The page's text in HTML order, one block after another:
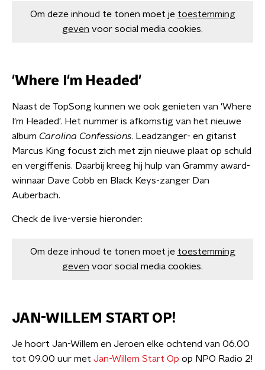
Om deze inhoud te tonen moet je toestemming
geven voor social media cookies.
'Where I'm Headed'
Naast de TopSong kunnen we ook genieten van 'Where
I'm Headed'. Het nummer is afkomstig van het nieuwe
album Carolina Confessions. Leadzanger- en gitarist
Marcus King focust zich met zijn nieuwe plaat op schuld
en vergiffenis. Daarbij kreeg hij hulp van Grammy award-
winnaar Dave Cobb en Black Keys-zanger Dan
Auberbach.
Check de live-versie hieronder:
Om deze inhoud te tonen moet je toestemming
geven voor social media cookies.
JAN-WILLEM START OP!
Je hoort Jan-Willem en Jeroen elke ochtend van 06.00
tot 09.00 uur met Jan-Willem Start Op op NPO Radio 2!